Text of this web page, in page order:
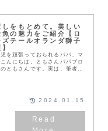
しをもとめて。美しい
魚の魅力をご紹介【ロ
ズテールオランダ獅子
を頑張っておられるパパ、マ
んにちは。ともさんパパブロ
ともさんです。実は、筆者の
2024.01.15